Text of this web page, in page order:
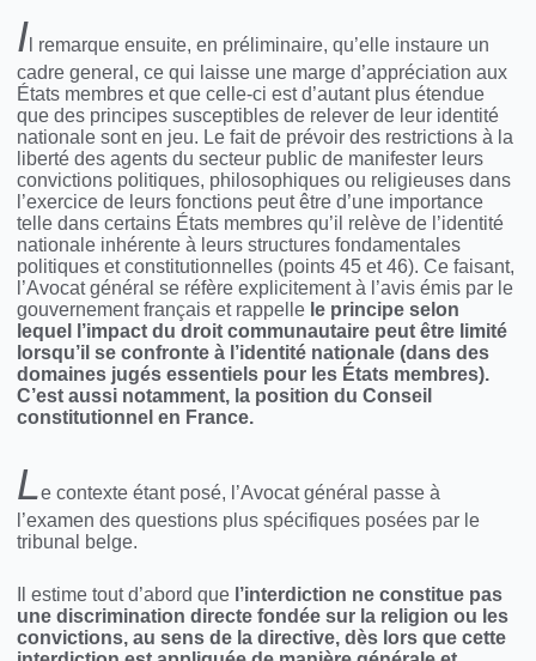
I l remarque ensuite, en préliminaire, qu’elle instaure un
cadre general, ce qui laisse une marge d’appréciation aux
États membres et que celle-ci est d’autant plus étendue
que des principes susceptibles de relever de leur identité
nationale sont en jeu. Le fait de prévoir des restrictions à la
liberté des agents du secteur public de manifester leurs
convictions politiques, philosophiques ou religieuses dans
l’exercice de leurs fonctions peut être d’une importance
telle dans certains États membres qu’il relève de l’identité
nationale inhérente à leurs structures fondamentales
politiques et constitutionnelles (points 45 et 46). Ce faisant,
l’Avocat général se réfère explicitement à l’avis émis par le
gouvernement français et rappelle le principe selon
lequel l’impact du droit communautaire peut être limité
lorsqu’il se confronte à l’identité nationale (dans des
domaines jugés essentiels pour les États membres).
C’est aussi notamment, la position du Conseil
constitutionnel en France.
Le contexte étant posé, l’Avocat général passe à
l’examen des questions plus spécifiques posées par le
tribunal belge.
Il estime tout d’abord que l’interdiction ne constitue pas
une discrimination directe fondée sur la religion ou les
convictions, au sens de la directive, dès lors que cette